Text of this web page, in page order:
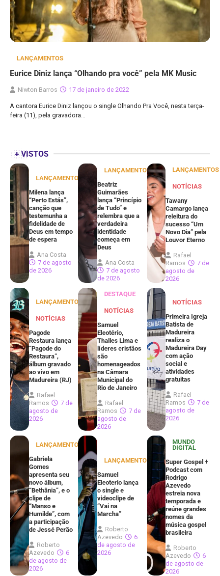
LANÇAMENTOS
Eurice Diniz lança “Olhando pra você” pela MK Music
Niwton Barros 17 de janeiro de 2022
A cantora Eurice Diniz lançou o single Olhando Pra Você, nesta terça-
feira (11), pela gravadora…
+ VISTOS
LANÇAMENTOS
Milena lança
“Perto Estás”,
canção que
testemunha a
fidelidade de
Deus em tempo
de espera
Ana Costa
7 de agosto
de 2026
LANÇAMENTOS
Beatriz
Guimarães
lança “Princípio
de Tudo” e
relembra que a
verdadeira
identidade
começa em
Deus
Ana Costa
7 de agosto
de 2026
LANÇAMENTOS
NOTÍCIAS
Tawany
Camargo lança
releitura do
sucesso “Um
Novo Dia” pela
Louvor Eterno
Rafael
Ramos
7 de
agosto de
2026
LANÇAMENTOS
NOTÍCIAS
Pagode
Restaura lança
“Pagode do
Restaura”,
álbum gravado
ao vivo em
Madureira (RJ)
Rafael
Ramos
7 de
agosto de
2026
DESTAQUE
NOTÍCIAS
Samuel
Eleotério,
Thalles Lima e
líderes cristãos
são
homenageados
na Câmara
Municipal do
Rio de Janeiro
Rafael
Ramos
7 de
agosto de
2026
NOTÍCIAS
Primeira Igreja
Batista de
Madureira
realiza o
Madureira Day
com ação
social e
atividades
gratuitas
Rafael
Ramos
7 de
agosto de
2026
LANÇAMENTOS
Gabriela
Gomes
apresenta seu
novo álbum,
“Bethânia”, e o
clipe de
“Manso e
Humilde”, com
a participação
de Jessé Perão
Roberto
Azevedo
6
de agosto de
2026
LANÇAMENTOS
Samuel
Eleoterio lança
o single e
videoclipe de
“Vai na
Marcha”
Roberto
Azevedo
6
de agosto de
2026
MUNDO
DIGITAL
Super Gospel +
Podcast com
Rodrigo
Azevedo
estreia nova
temporada e
reúne grandes
nomes da
música gospel
brasileira
Roberto
Azevedo
6
de agosto de
2026